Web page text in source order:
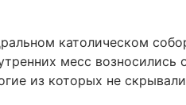
католическом
месс
из которых не